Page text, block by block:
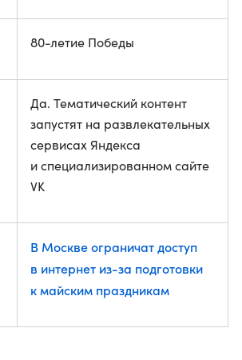
80-летие Победы
Да. Тематический контент
запустят на развлекательных
сервисах Яндекса
и специализированном сайте
VK
В Москве ограничат доступ
в интернет из-за подготовки
к майским праздникам